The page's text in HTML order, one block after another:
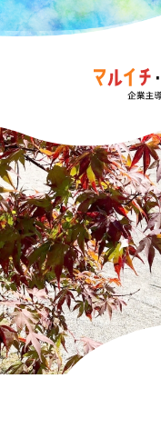
園のご紹介
入園のご案内